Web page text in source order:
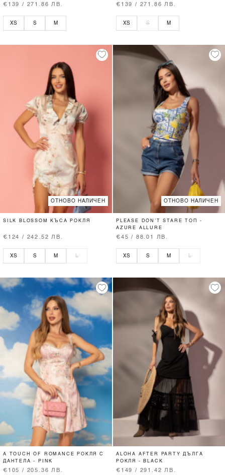
€139 / 271.86 ЛВ.
XS S M
€139 / 271.86 ЛВ.
XS S M
ОТНОВО НАЛИЧЕН
SILK BLOSSOM КЪСА РОКЛЯ
€124 / 242.52 ЛВ.
XS S M L
ОТНОВО НАЛИЧЕН
PLEASE DON’T STARE ТОП -
AZURE ALLURE
€45 / 88.01 ЛВ.
XS S M L
A TOUCH OF ROMANCE РОКЛЯ С
ДАНТЕЛА - PINK
€105 / 205.36 ЛВ.
ALOHA AFTER PARTY ДЪЛГА
РОКЛЯ - BLACK
€149 / 291.42 ЛВ.